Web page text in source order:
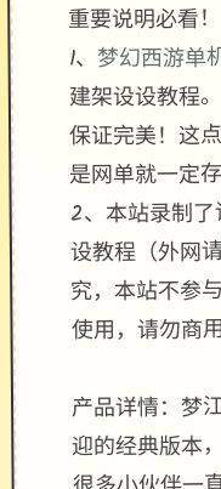
重要说明必看！
1、 梦幻西游单
建架设设教程
保证完美！这
是网单就一定
2、本站录制
设教程（外网
究，本站不参
使用，请勿商用
产品详情：梦
迎的经典版本